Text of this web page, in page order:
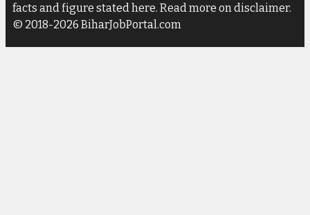
facts and figure stated here. Read more on disclaimer.
© 2018-2026 BiharJobPortal.com